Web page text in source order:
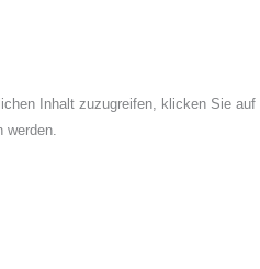
Inhalt zuzugreifen, klicken Sie